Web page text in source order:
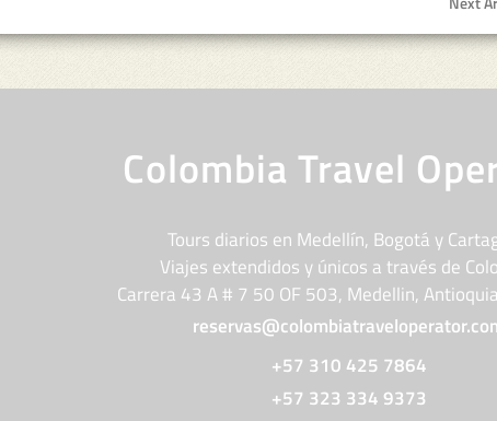
Colombia Travel
Tours diarios en Medellín, Bogotá y
Viajes extendidos y únicos a través de
Carrera 43 A # 7 50 OF 503, Medellin,
+57 310 425 7864
+57 323 334 9373